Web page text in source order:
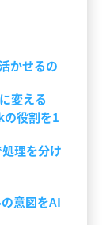
かせるの
変える
役割を1
理を分け
意図をAI